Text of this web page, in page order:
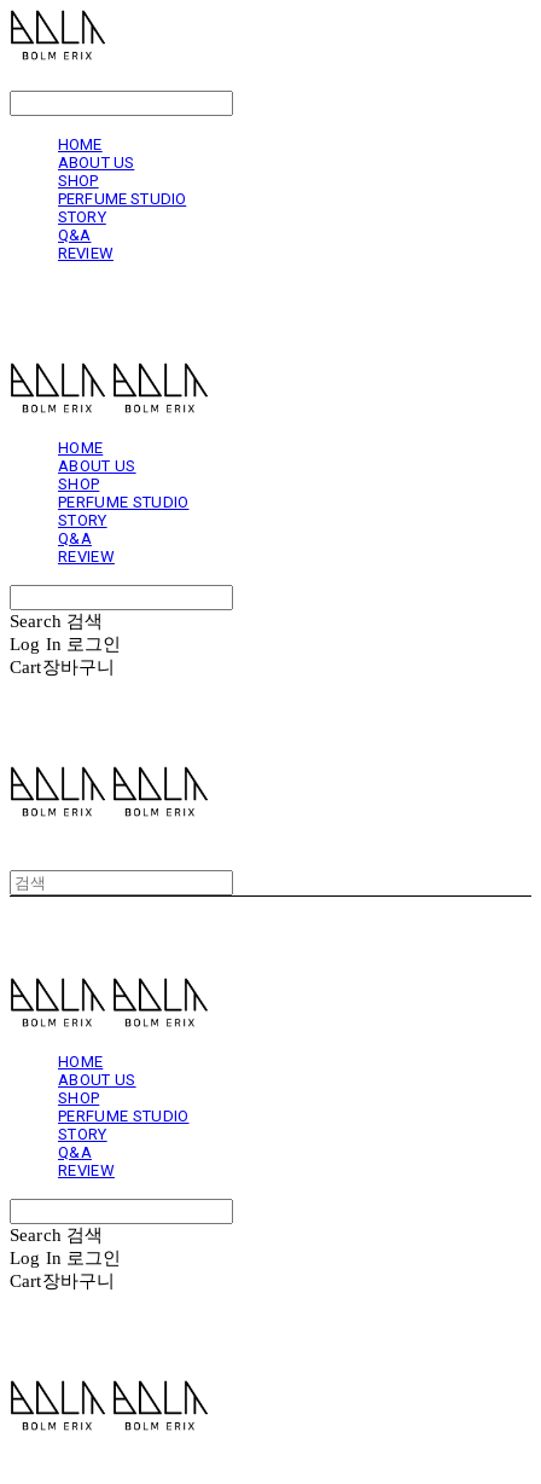
HOME
ABOUT US
SHOP
PERFUME STUDIO
STORY
Q&A
REVIEW
HOME
ABOUT US
SHOP
PERFUME STUDIO
STORY
Q&A
REVIEW
Search 검색
Log In 로그인
Cart장바구니
HOME
ABOUT US
SHOP
PERFUME STUDIO
STORY
Q&A
REVIEW
Search 검색
Log In 로그인
Cart장바구니